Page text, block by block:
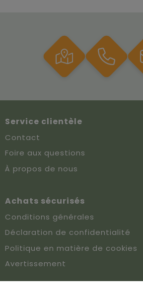
Service clientèle
Contact
Foire aux questions
À propos de nous
Achats sécurisés
Conditions générales
Déclaration de confidentialité
Politique en matière de cookies
Avertissement